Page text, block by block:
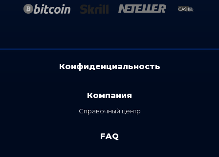
Конфиденциальность
Компания
Cправочный центр
FAQ